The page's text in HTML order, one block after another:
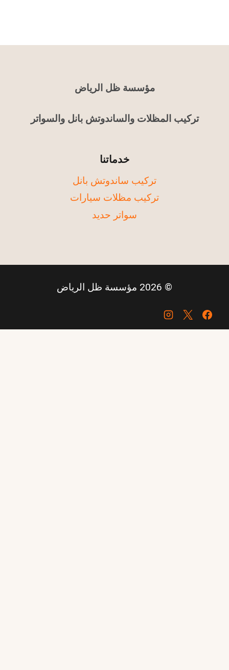
مؤسسة ظل الرياض
تركيب المظلات والساندوتش بانل والسواتر
خدماتنا
تركيب ساندوتش بانل
تركيب مظلات سيارات
سواتر حديد
© 2026 مؤسسة ظل الرياض